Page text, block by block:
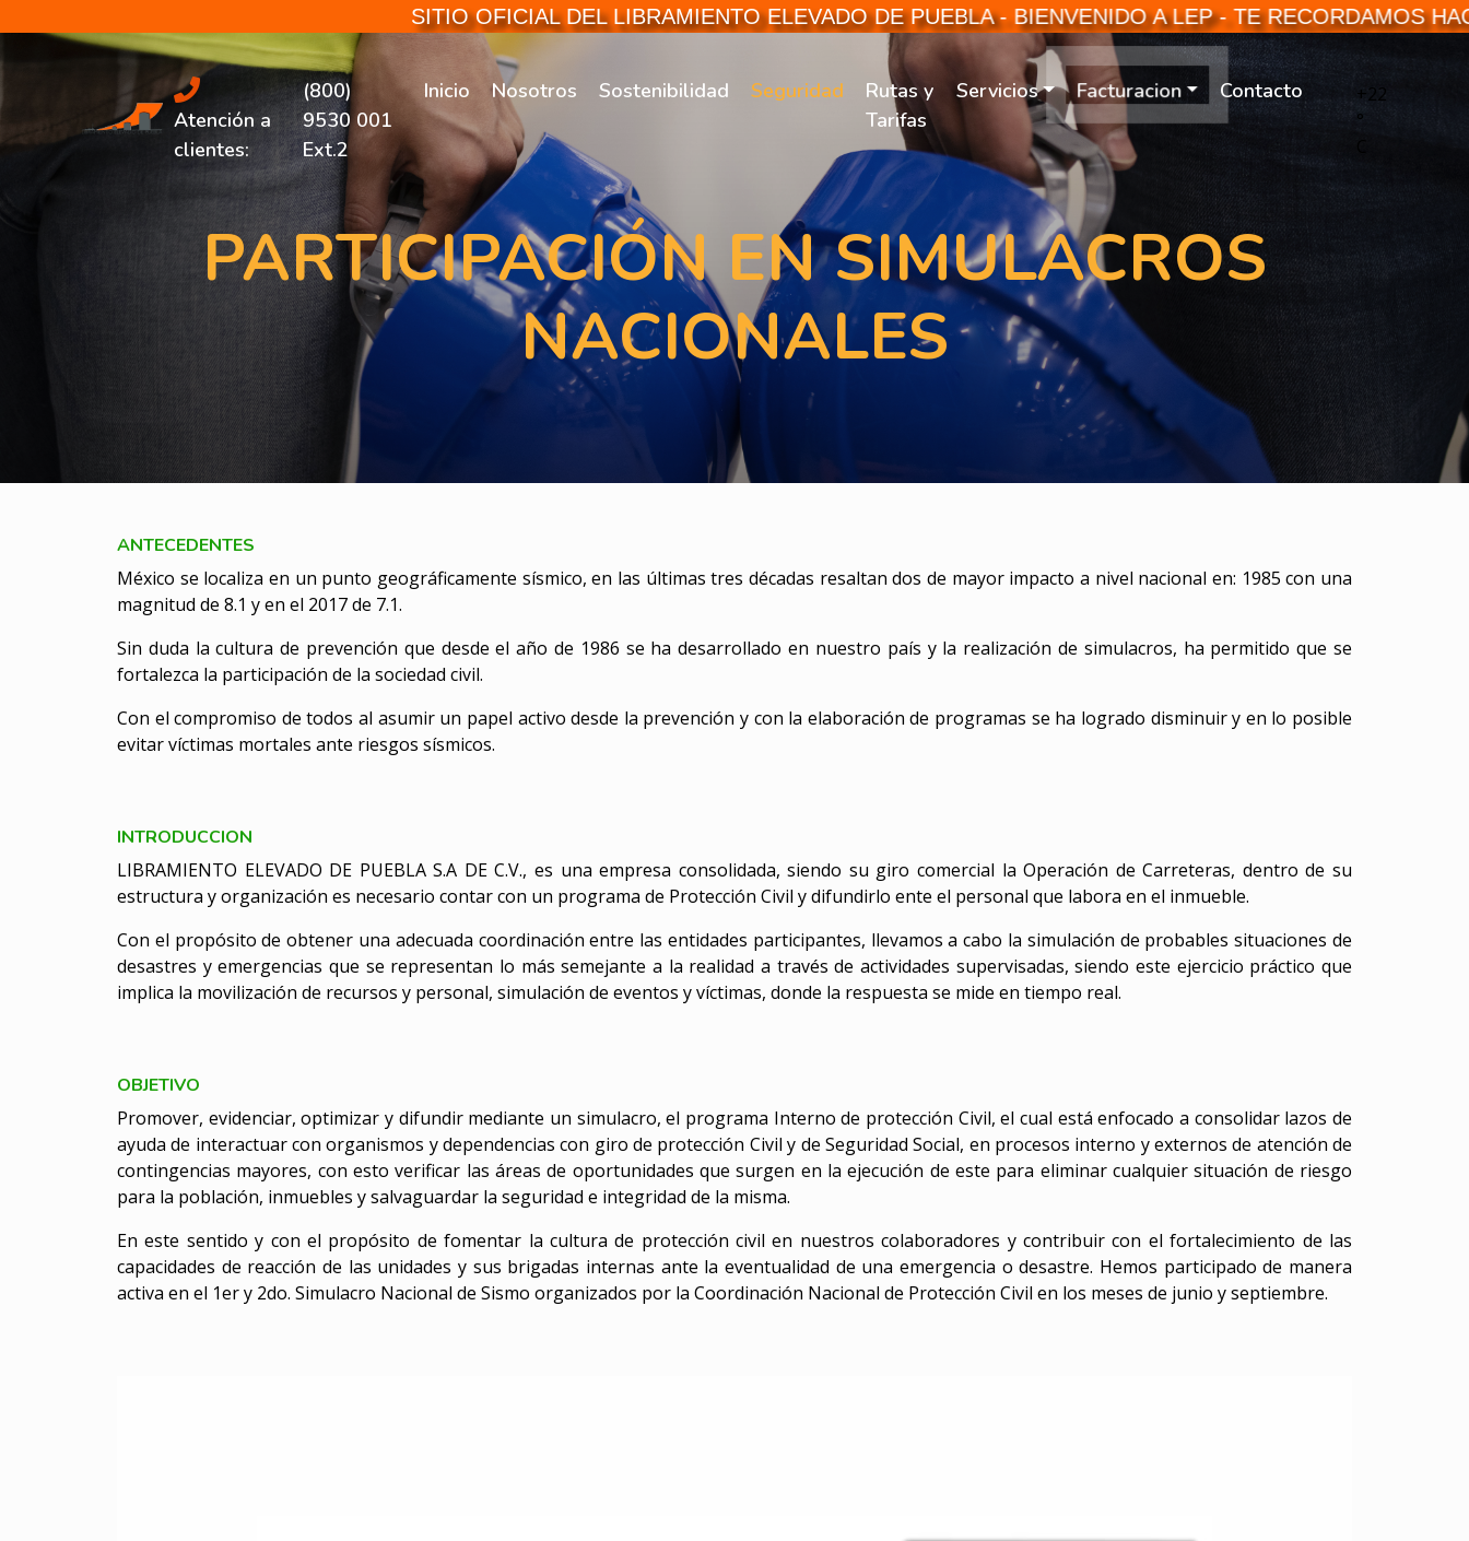
Atención a
clientes:
(800)
9530 001
Ext.2
Inicio Nosotros Sostenibilidad Seguridad
Rutas y
Tarifas
Servicios Facturacion Contacto +22
°
SITIO OFICIAL DEL LIBRAMIENTO ELEVADO DE PUEBLA - BIENVENIDO A LEP - TE RECORDAMOS
PARTICIPACIÓN EN SIMULACROS
NACIONALES
ANTECEDENTES
México se localiza en un punto geográficamente sísmico, en las últimas tres décadas resaltan dos de mayor impacto a nivel nacional en: 1985 con una
magnitud de 8.1 y en el 2017 de 7.1.
Sin duda la cultura de prevención que desde el año de 1986 se ha desarrollado en nuestro país y la realización de simulacros, ha permitido que se
fortalezca la participación de la sociedad civil.
Con el compromiso de todos al asumir un papel activo desde la prevención y con la elaboración de programas se ha logrado disminuir y en lo posible
evitar víctimas mortales ante riesgos sísmicos.
INTRODUCCION
LIBRAMIENTO ELEVADO DE PUEBLA S.A DE C.V., es una empresa consolidada, siendo su giro comercial la Operación de Carreteras, dentro de su
estructura y organización es necesario contar con un programa de Protección Civil y difundirlo ente el personal que labora en el inmueble.
Con el propósito de obtener una adecuada coordinación entre las entidades participantes, llevamos a cabo la simulación de probables situaciones de
desastres y emergencias que se representan lo más semejante a la realidad a través de actividades supervisadas, siendo este ejercicio práctico que
implica la movilización de recursos y personal, simulación de eventos y víctimas, donde la respuesta se mide en tiempo real.
OBJETIVO
Promover, evidenciar, optimizar y difundir mediante un simulacro, el programa Interno de protección Civil, el cual está enfocado a consolidar lazos de
ayuda de interactuar con organismos y dependencias con giro de protección Civil y de Seguridad Social, en procesos interno y externos de atención de
contingencias mayores, con esto verificar las áreas de oportunidades que surgen en la ejecución de este para eliminar cualquier situación de riesgo
para la población, inmuebles y salvaguardar la seguridad e integridad de la misma.
En este sentido y con el propósito de fomentar la cultura de protección civil en nuestros colaboradores y contribuir con el fortalecimiento de las
capacidades de reacción de las unidades y sus brigadas internas ante la eventualidad de una emergencia o desastre. Hemos participado de manera
activa en el 1er y 2do. Simulacro Nacional de Sismo organizados por la Coordinación Nacional de Protección Civil en los meses de junio y septiembre.